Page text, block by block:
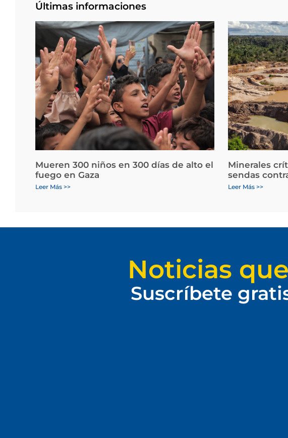
Últimas informaciones
Mueren 300 niños en 300 días de alto el
fuego en Gaza
Leer Más >>
Minerales
sendas
Leer Más >>
Noticias
Suscríbete